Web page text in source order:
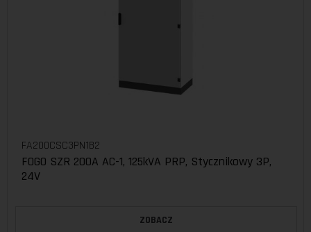
FA200CSC3PN1B2
FOGO SZR 200A AC-1, 125kVA PRP, Stycznikowy 3P,
24V
ZOBACZ